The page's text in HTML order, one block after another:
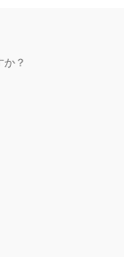
？